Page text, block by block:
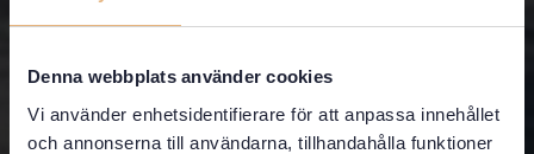
Denna webbplats använder cookies
Vi använder enhetsidentifierare för att anpassa innehållet
och annonserna till användarna, tillhandahålla funktioner